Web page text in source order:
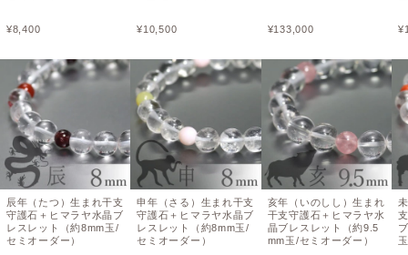
¥8,400
辰年（たつ）生まれ干支
守護石＋ヒマラヤ水晶ブ
レスレット（約8mm玉/
セミオーダー）
¥10,500
申年（さる）生まれ干支
守護石＋ヒマラヤ水晶ブ
レスレット（約8mm玉/
セミオーダー）
¥133,000
亥年（いのしし）生まれ
干支守護石＋ヒマラヤ水
晶ブレスレット（約9.5
mm玉/セミオーダー）
¥